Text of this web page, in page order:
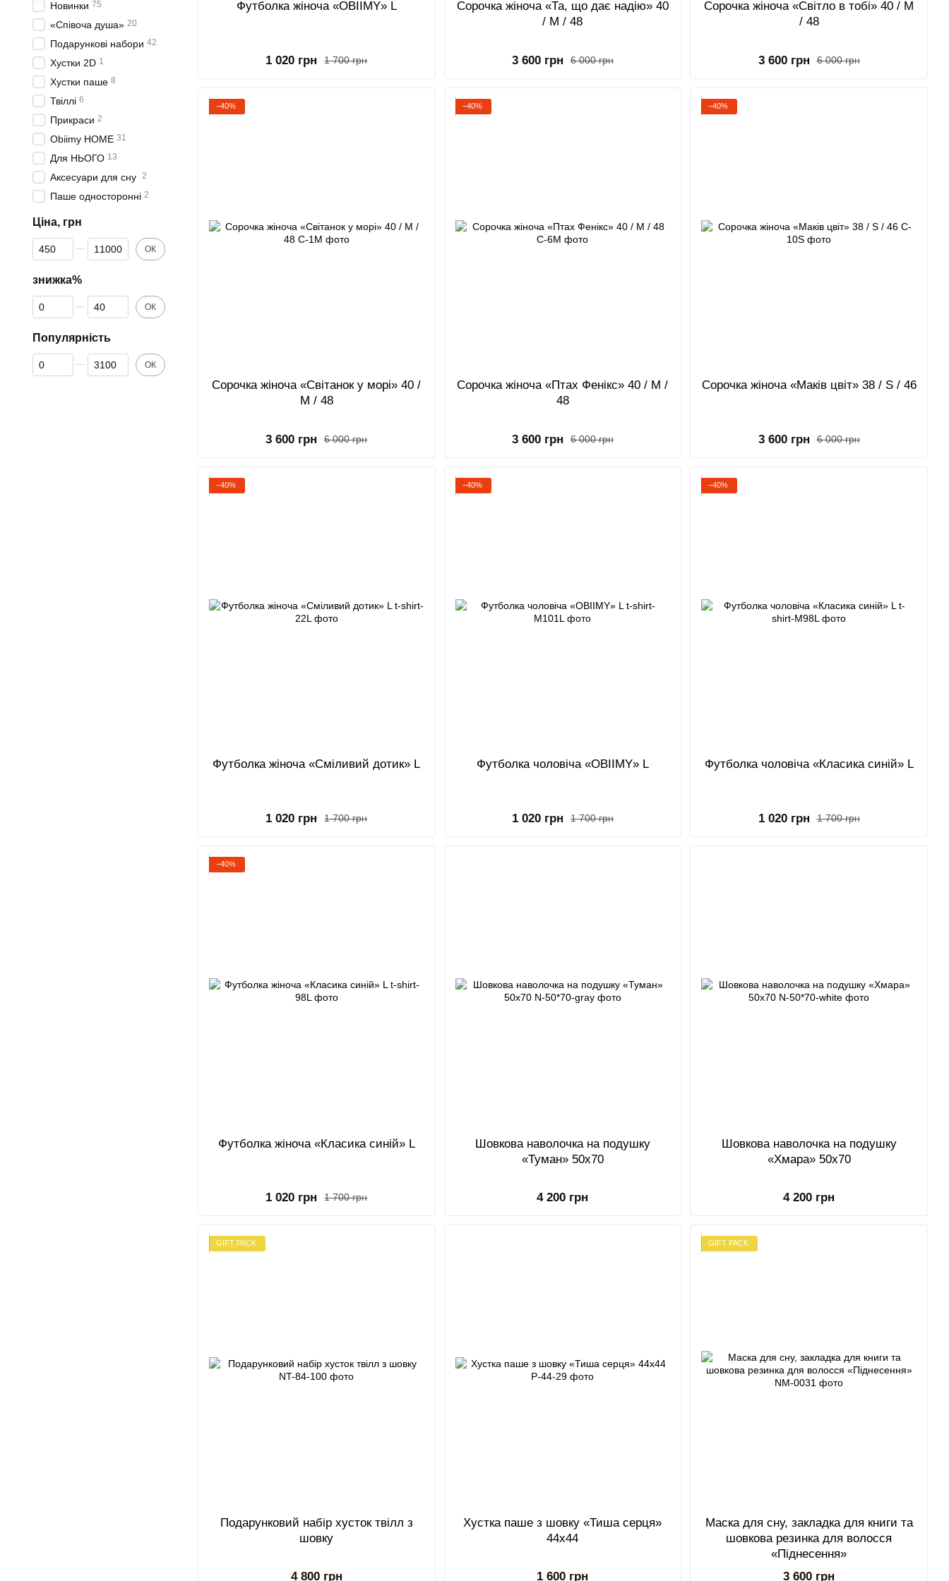
Футболка жіноча «OBIIMY» L
1 700 грн
1 020 грн
Сорочка жіноча «Та, що дає надію» 40
/ M / 48
6 000 грн
3 600 грн
Сорочка жіноча «Світло в тобі» 40 / M
/ 48
6 000 грн
3 600 грн
−40%
Сорочка жіноча «Світанок у морі» 40 /
M / 48
6 000 грн
3 600 грн
−40%
Сорочка жіноча «Птах Фенікс» 40 / M /
48
6 000 грн
3 600 грн
−40%
Сорочка жіноча «Маків цвіт» 38 / S / 46
6 000 грн
3 600 грн
−40%
Футболка жіноча «Сміливий дотик» L
1 700 грн
1 020 грн
−40%
Футболка чоловіча «OBIIMY» L
1 700 грн
1 020 грн
−40%
Футболка чоловіча «Класика синій» L
1 700 грн
1 020 грн
−40%
Футболка жіноча «Класика синій» L
1 700 грн
1 020 грн
Шовкова наволочка на подушку
«Туман» 50х70
4 200 грн
Шовкова наволочка на подушку
«Хмара» 50х70
4 200 грн
GIFT PACK
Подарунковий набір хусток твілл з
шовку
4 800 грн
Хустка паше з шовку «Тиша серця»
44x44
1 600 грн
GIFT PACK
Маска для сну, закладка для книги та
шовкова резинка для волосся
«Піднесення»
3 600 грн
Новинки 75
«Співоча душа» 20
Подарункові набори 42
Хустки 2D 1
Хустки паше 8
Твіллі 6
Прикраси 2
Obiimy HOME 31
Для НЬОГО 13
Аксесуари для сну 2
Паше односторонні 2
Ціна, грн
Від Ціна, грн
До Ціна, грн ОК
знижка%
Від знижка%
До знижка% ОК
Популярність
Від Популярність
До Популярність ОК